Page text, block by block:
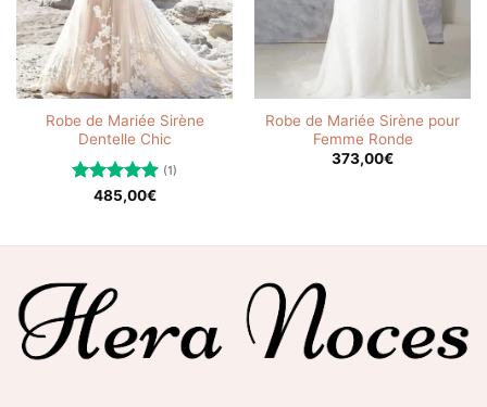
Robe de Mariée Sirène
Dentelle Chic
Note5.00
(1)
485,00€
Robe de Mariée Sirène pour
Femme Ronde
373,00€